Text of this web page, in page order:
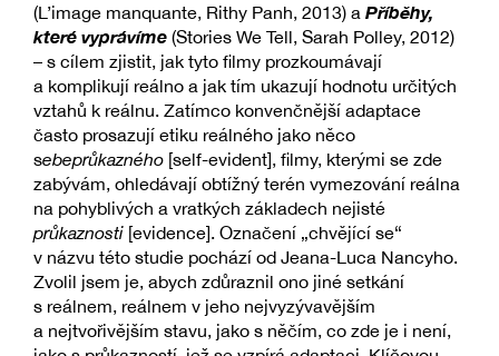
(L’image manquante, Rithy Panh, 2013) a Příběhy,
které vyprávíme (Stories We Tell, Sarah Polley, 2012)
– s cílem zjistit, jak tyto filmy prozkoumávají
a komplikují reálno a jak tím ukazují hodnotu určitých
vztahů k reálnu. Zatímco konvenčnější adaptace
často prosazují etiku reálného jako něco
sebeprůkazného [self-evident], filmy, kterými se zde
zabývám, ohledávají obtížný terén vymezování reálna
na pohyblivých a vratkých základech nejisté
průkaznosti [evidence]. Označení „chvějící se“
v názvu této studie pochází od Jeana-Luca Nancyho.
Zvolil jsem je, abych zdůraznil ono jiné setkání
s reálnem, reálnem v jeho nejvyzývavějším
a nejtvořivějším stavu, jako s něčím, co zde je i není,